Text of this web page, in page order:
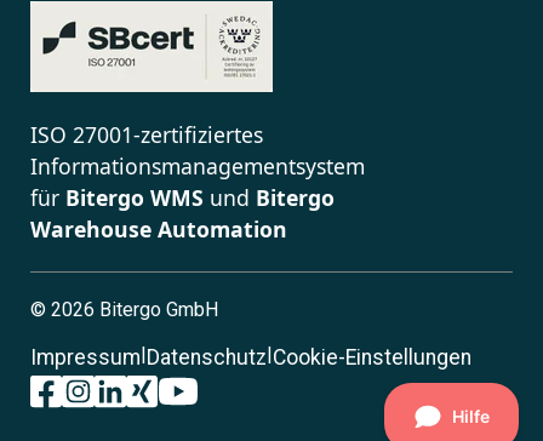
ISO 27001-zertifiziertes
Informationsmanagementsystem
für Bitergo WMS und Bitergo
Warehouse Automation
© 2026 Bitergo GmbH
Impressum Datenschutz Cookie-Einstellungen